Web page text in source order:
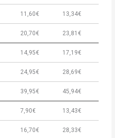
11,60€ 13,34€
20,70€ 23,81€
14,95€ 17,19€
24,95€ 28,69€
39,95€ 45,94€
7,90€ 13,43€
16,70€ 28,33€